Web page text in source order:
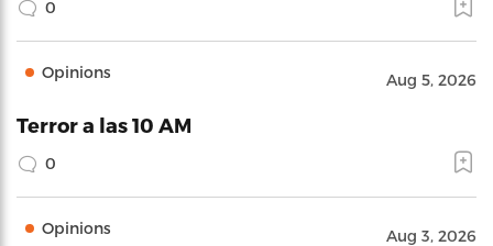
0
Opinions Aug 5, 2026
Terror a las 10 AM
0
Opinions Aug 3, 2026